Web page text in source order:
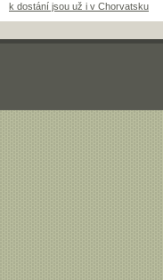
k dostání jsou už i v Chorvatsku